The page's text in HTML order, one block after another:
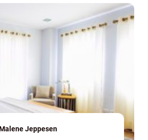
Jeppesen